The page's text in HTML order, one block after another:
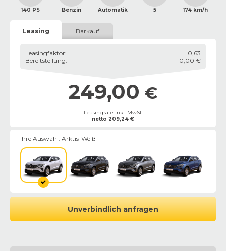
140 PS Benzin Automatik 5 174 km/h
Leasing Barkauf
Leasingfaktor:
0,63
Bereitstellung: 0,00 €
249,00 €
Leasingrate inkl. MwSt.
netto 209,24 €
Ihre Auswahl: Arktis-Weiß
Unverbindlich anfragen